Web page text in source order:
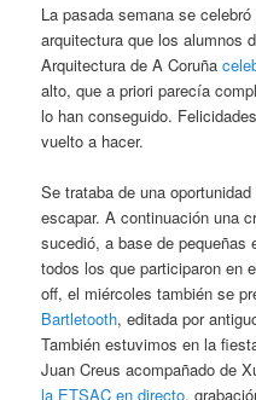
La pasada semana se celebró
arquitectura que los alumnos
Arquitectura de A Coruña
alto, que a priori parecía
lo han conseguido.
vuelto a hacer.
Se trataba de una
escapar. A continuación una
sucedió, a base de
todos los que participaron en
off, el miércoles también se
Bartletooth, editada por
También estuvimos en la
Juan Creus acompañado de
la ETSAC en directo,